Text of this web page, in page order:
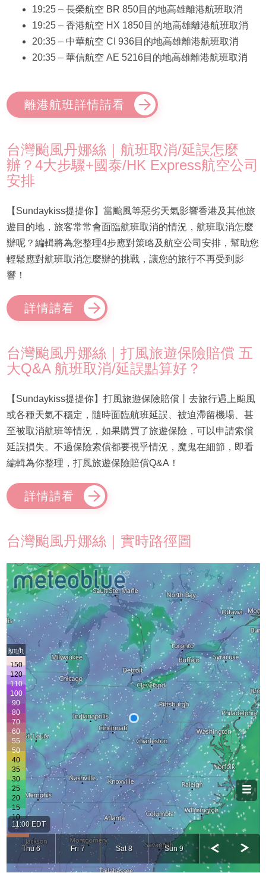
19:25 – 長榮航空 BR 850目的地高雄離港航班取消
19:25 – 香港航空 HX 1850目的地高雄離港航班取消
20:35 – 中華航空 CI 936目的地高雄離港航班取消
20:35 – 華信航空 AE 5216目的地高雄離港航班取消
離港航班詳情請看
台灣颱風丹娜絲｜航班取消/延誤怎麼
辦？4大步驟+國泰/HK Express航空公司
安排
【Sundaykiss提提你】當颱風等惡劣天氣影響香港及其他旅
遊目的地，旅客常常會面臨航班取消的情況，航班取消怎麼
辦呢？編輯將為您整理4步應對策略及航空公司安排，幫助您
輕鬆應對航班取消怎麼辦的挑戰，讓您的旅行不再受到影
響！
詳情請看
台灣颱風丹娜絲｜打風旅遊保險賠償 五
大Q&A 航班取消/延誤點算好？
【Sundaykiss提提你】打風旅遊保險賠償丨去旅行遇上颱風
或各種天氣不穩定，隨時面臨航班延誤、被迫滯留機場、甚
至被取消航班等情況，如果購買了旅遊保險，可以申請索償
延誤損失。不過保險索償都要視乎情況，魔鬼在細節，即看
編輯為你整理，打風旅遊保險賠償Q&A！
詳情請看
台灣颱風丹娜絲｜實時路徑圖